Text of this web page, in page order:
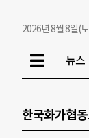
2026년 8월 8일(
뉴스
한국화가협